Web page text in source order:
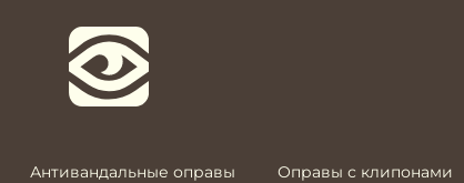
Антивандальные оправы Оправы с клипонами